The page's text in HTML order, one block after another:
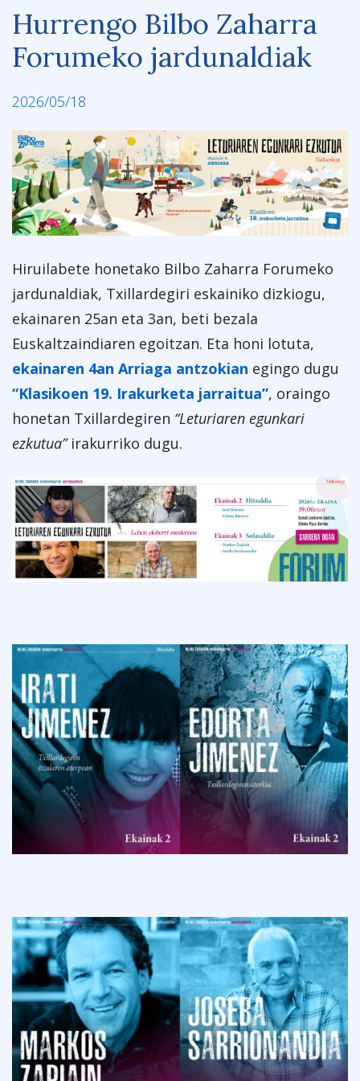
Hurrengo Bilbo Zaharra
Forumeko jardunaldiak
2026/05/18
Hiruilabete honetako Bilbo Zaharra Forumeko
jardunaldiak, Txillardegiri eskainiko dizkiogu,
ekainaren 25an eta 3an, beti bezala
Euskaltzaindiaren egoitzan. Eta honi lotuta,
ekainaren 4an Arriaga antzokian egingo dugu
“Klasikoen 19. Irakurketa jarraitua”, oraingo
honetan Txillardegiren “Leturiaren egunkari
ezkutua”irakurriko dugu.